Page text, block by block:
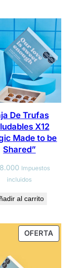
De Trufas
X12
Made to be
Shared”
Impuestos
incluidos
al carrito
OFERTA
EN